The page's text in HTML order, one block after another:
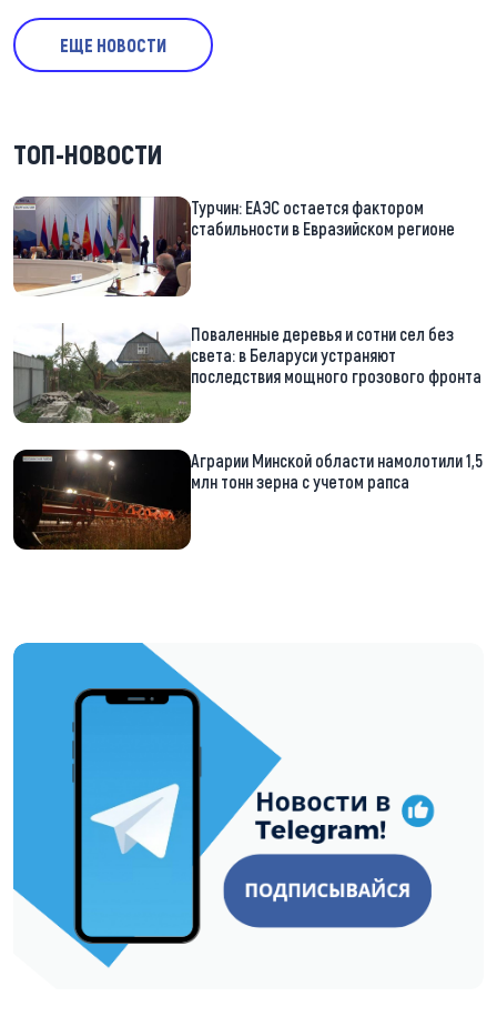
ЕЩЕ НОВОСТИ
ТОП-НОВОСТИ
Турчин: ЕАЭС остается фактором
стабильности в Евразийском регионе
Поваленные деревья и сотни сел без
света: в Беларуси устраняют
последствия мощного грозового фронта
Аграрии Минской области намолотили 1,5
млн тонн зерна с учетом рапса
https://t.me/minskctvby